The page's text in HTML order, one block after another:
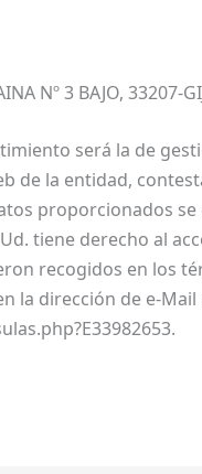
Nº 3 BAJO, 33207-
será la de
de la entidad,
proporcionados
tiene derecho al
recogidos en los
la dirección de e-